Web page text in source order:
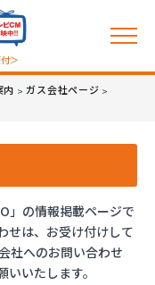
＞
内 >ガス会社ページ >
」の情報掲載ページで
せは、お受け付けして
社へのお問い合わせ
いたします。